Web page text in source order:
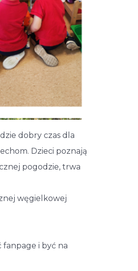
dobry czas dla
Dzieci poznają
pogodzie, trwa
węgielkowej
fanpage i być na